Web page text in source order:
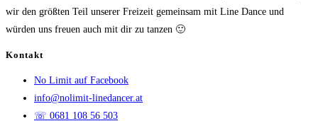
wir den größten Teil unserer Freizeit gemeinsam mit Line Dance und
würden uns freuen auch mit dir zu tanzen 🙂
Kontakt
No Limit auf Facebook
info@nolimit-linedancer.at
☏ 0681 108 56 503